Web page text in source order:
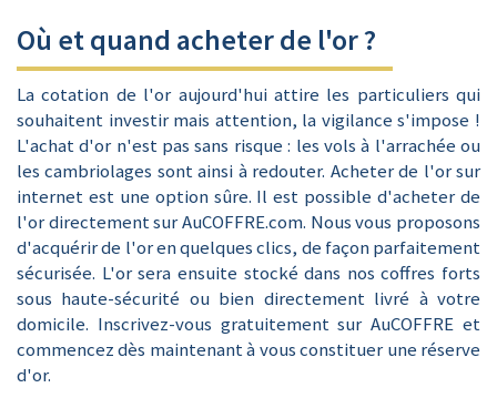
Où et quand acheter de l'or ?
La cotation de l'or aujourd'hui attire les particuliers qui
souhaitent investir mais attention, la vigilance s'impose !
L'achat d'or n'est pas sans risque : les vols à l'arrachée ou
les cambriolages sont ainsi à redouter. Acheter de l'or sur
internet est une option sûre. Il est possible d'acheter de
l'or directement sur AuCOFFRE.com. Nous vous proposons
d'acquérir de l'or en quelques clics, de façon parfaitement
sécurisée. L'or sera ensuite stocké dans nos coffres forts
sous haute-sécurité ou bien directement livré à votre
domicile. Inscrivez-vous gratuitementsur AuCOFFRE et
commencez dès maintenant à vous constituer une réserve
d'or.